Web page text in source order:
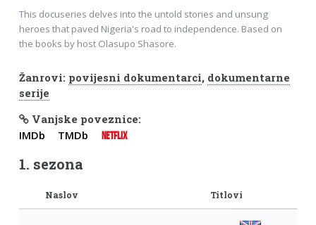
This docuseries delves into the untold stories and unsung
heroes that paved Nigeria's road to independence. Based on
the books by host Olasupo Shasore.
Žanrovi: povijesni dokumentarci, dokumentarne
serije
Vanjske poveznice:
IMDb TMDb NETFLIX
1. sezona
Naslov Titlovi